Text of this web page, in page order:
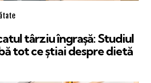
târziu îngrașă: Studiul
tot ce știai despre dietă